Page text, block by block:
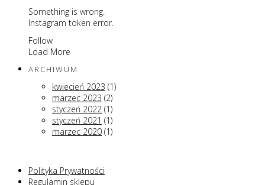
Something is wrong.
Instagram token error.
Follow
Load More
ARCHIWUM
kwiecień 2023 (1)
marzec 2023 (2)
styczeń 2022 (1)
styczeń 2021 (1)
marzec 2020 (1)
Polityka Prywatności
Regulamin sklepu